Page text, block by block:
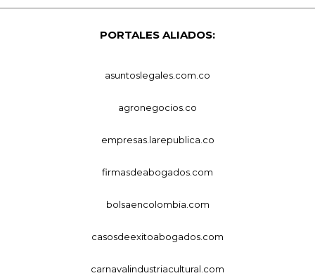
PORTALES ALIADOS:
asuntoslegales.com.co
agronegocios.co
empresas.larepublica.co
firmasdeabogados.com
bolsaencolombia.com
casosdeexitoabogados.com
carnavalindustriacultural.com